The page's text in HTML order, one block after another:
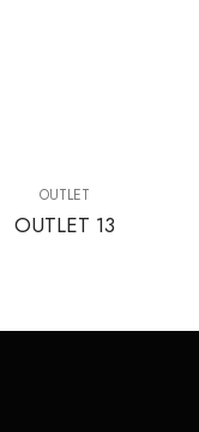
OUTLET
OUTLET 13